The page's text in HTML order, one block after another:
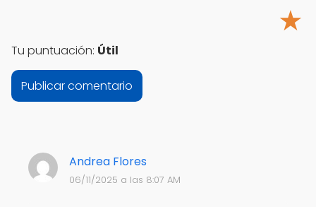
Andrea Flores
06/11/2025 a las 8:07 AM
★
Tu puntuación: Útil